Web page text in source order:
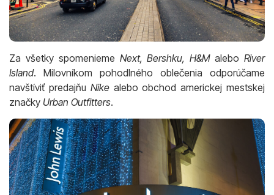
Za všetky spomenieme Next, Bershku, H&MaleboRiver
Island. Milovníkom pohodlného oblečenia odporúčame
navštíviť predajňu Nikealebo obchod americkej mestskej
značky Urban Outfitters.